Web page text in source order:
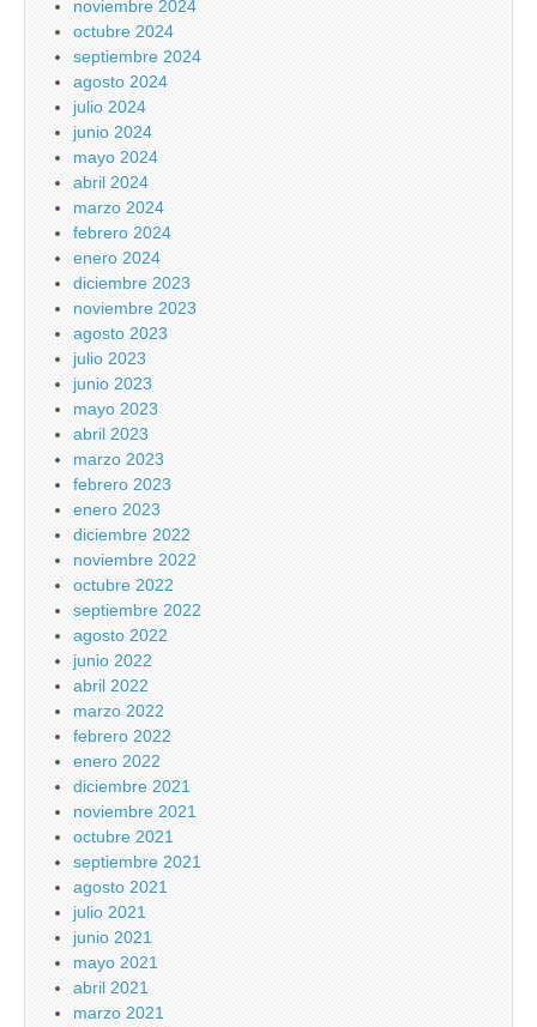
noviembre 2024
octubre 2024
septiembre 2024
agosto 2024
julio 2024
junio 2024
mayo 2024
abril 2024
marzo 2024
febrero 2024
enero 2024
diciembre 2023
noviembre 2023
agosto 2023
julio 2023
junio 2023
mayo 2023
abril 2023
marzo 2023
febrero 2023
enero 2023
diciembre 2022
noviembre 2022
octubre 2022
septiembre 2022
agosto 2022
junio 2022
abril 2022
marzo 2022
febrero 2022
enero 2022
diciembre 2021
noviembre 2021
octubre 2021
septiembre 2021
agosto 2021
julio 2021
junio 2021
mayo 2021
abril 2021
marzo 2021